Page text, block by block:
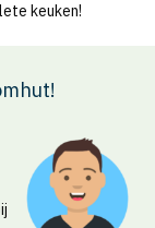
keuken!